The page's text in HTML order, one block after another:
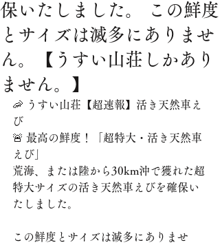
保いたしました。 この鮮度
とサイズは滅多にありませ
ん。【うすい山荘しかあり
ません。】
🦐 うすい山荘【超速報】活き天然車え
び
🚨 最高の鮮度！「超特大・活き天然車
えび」
荒海、または陸から30km沖で獲れた超
特大サイズの活き天然車えびを確保い
たしました。
この鮮度とサイズは滅多にありませ